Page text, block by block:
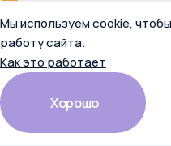
13 апреля 2026
Раньше пользовались базой
связались с
предложили наиболее
максимально выгодно
доступным ресурсам. У нас
юристы и кадровик! Любые
Мы используем cookie,
работу сайта.
Как это работает
Хорошо